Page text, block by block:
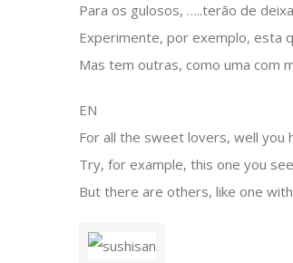
Para os gulosos, …..terão de
Experimente, por exemplo, esta
Mas tem outras, como uma com
EN
For all the sweet lovers, well
Try, for example, this one you
But there are others, like one